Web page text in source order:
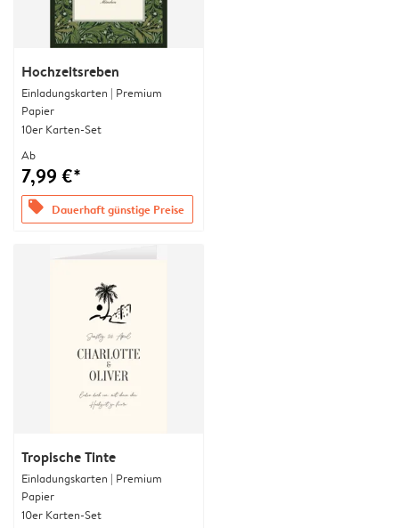
Hochzeitsreben
Einladungskarten | Premium
Papier
10er Karten-Set
Ab
7,99 €*
offers Dauerhaft günstige Preise
Tropische Tinte
Einladungskarten | Premium
Papier
10er Karten-Set